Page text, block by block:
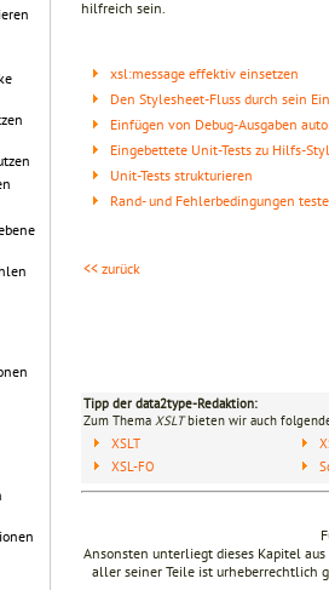
hilfreich sein.
xsl:message effektiv einsetzen
Den Stylesheet-Fluss durch sein
Einfügen von Debug-Ausgaben
Eingebettete Unit-Tests zu Hilfs-
Unit-Tests strukturieren
Rand- und Fehlerbedingungen
<< zurück
Tipp der data2type-Redaktion:
Zum Thema XSLTbieten wir auch
XSLT
XSL-FO
Ansonsten unterliegt dieses Kapitel aus
aller seiner Teile ist urheberrechtlich